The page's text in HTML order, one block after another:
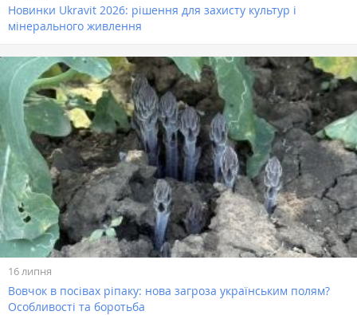
Новинки Ukravit 2026: рішення для захисту культур і
мінерального живлення
16 липня
Вовчок в посівах ріпаку: нова загроза українським полям?
Особливості та боротьба